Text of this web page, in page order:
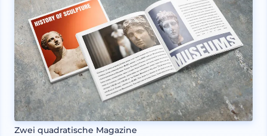
Zwei quadratische Magazine